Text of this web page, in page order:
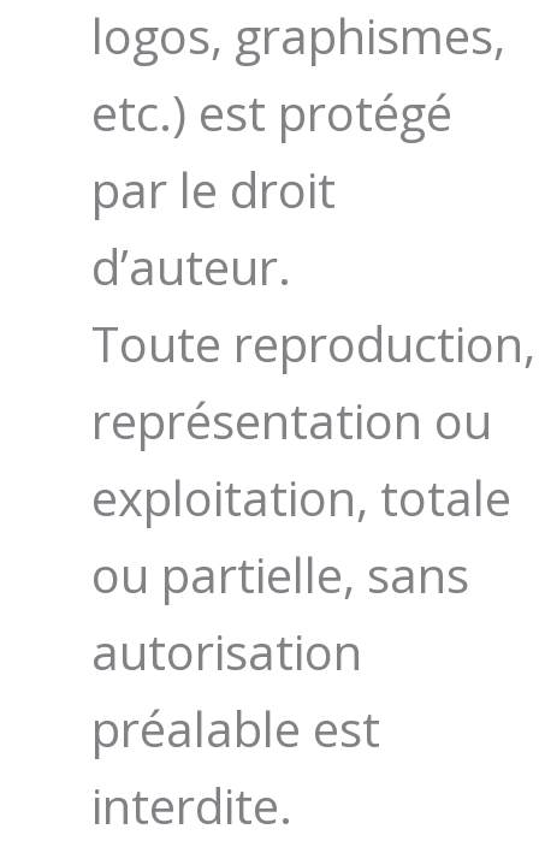
logos, graphismes,
etc.) est protégé
par le droit
d’auteur.
Toute reproduction,
représentation ou
exploitation, totale
ou partielle, sans
autorisation
préalable est
interdite.